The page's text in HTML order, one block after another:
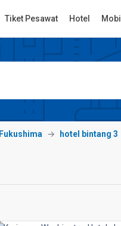
Tiket Pesawat Hotel Mobil
Fukushima hotel bintang 3